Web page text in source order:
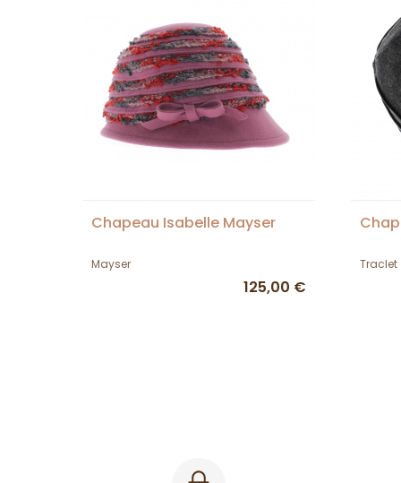
Chapeau Isabelle Mayser
Mayser
125,00 €
Traclet